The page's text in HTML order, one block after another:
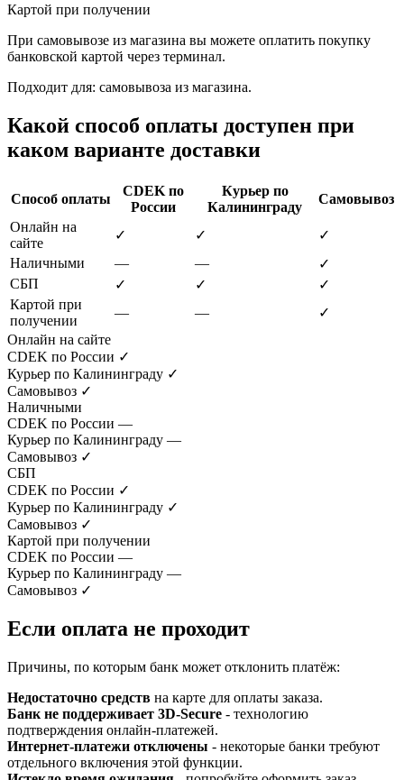
Картой при получении
При самовывозе из магазина вы можете оплатить покупку
банковской картой через терминал.
Подходит для: самовывоза из магазина.
Какой способ оплаты доступен при
каком варианте доставки
Способ оплаты
CDEK по
России
Курьер по
Калининграду
Самовывоз
Онлайн на
сайте
✓ ✓
✓
Наличными
— —
✓
СБП
✓ ✓
✓
Картой при
получении
— —
✓
Онлайн на сайте
CDEK по России ✓
Курьер по Калининграду ✓
Самовывоз ✓
Наличными
CDEK по России —
Курьер по Калининграду —
Самовывоз ✓
СБП
CDEK по России ✓
Курьер по Калининграду ✓
Самовывоз ✓
Картой при получении
CDEK по России —
Курьер по Калининграду —
Самовывоз ✓
Если оплата не проходит
Причины, по которым банк может отклонить платёж:
Недостаточно средств на карте для оплаты заказа.
Банк не поддерживает 3D-Secure - технологию
подтверждения онлайн-платежей.
Интернет-платежи отключены - некоторые банки требуют
отдельного включения этой функции.